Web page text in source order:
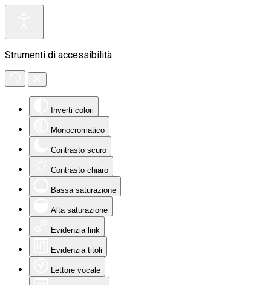
Strumenti di accessibilità
Inverti colori
Monocromatico
Contrasto scuro
Contrasto chiaro
Bassa saturazione
Alta saturazione
Evidenzia link
Evidenzia titoli
Lettore vocale